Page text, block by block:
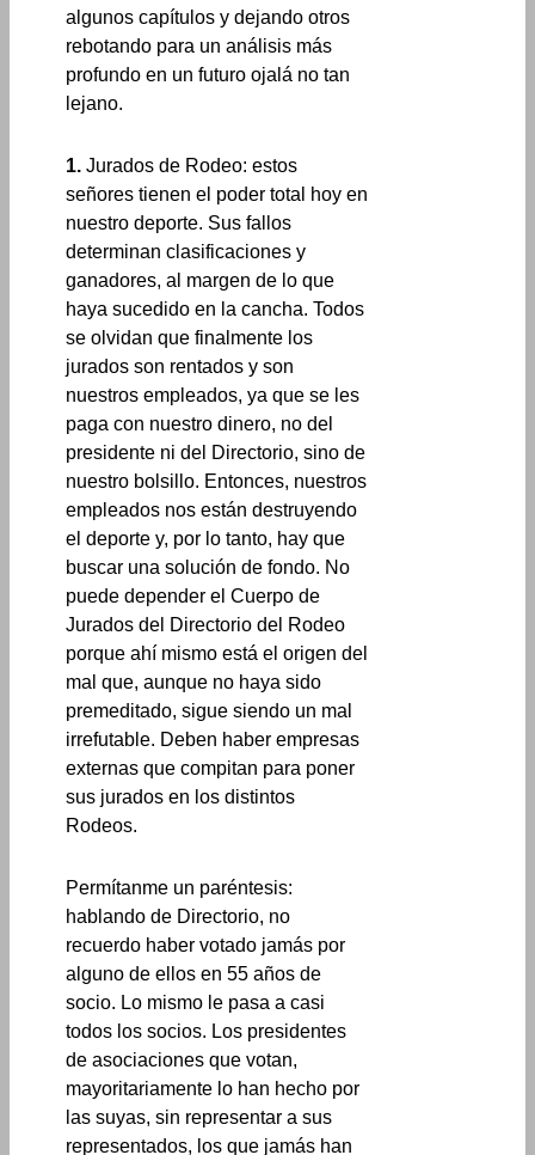
algunos capítulos y dejando otros
rebotando para un análisis más
profundo en un futuro ojalá no tan
lejano.
1. Jurados de Rodeo: estos
señores tienen el poder total hoy en
nuestro deporte. Sus fallos
determinan clasificaciones y
ganadores, al margen de lo que
haya sucedido en la cancha. Todos
se olvidan que finalmente los
jurados son rentados y son
nuestros empleados, ya que se les
paga con nuestro dinero, no del
presidente ni del Directorio, sino de
nuestro bolsillo. Entonces, nuestros
empleados nos están destruyendo
el deporte y, por lo tanto, hay que
buscar una solución de fondo. No
puede depender el Cuerpo de
Jurados del Directorio del Rodeo
porque ahí mismo está el origen del
mal que, aunque no haya sido
premeditado, sigue siendo un mal
irrefutable. Deben haber empresas
externas que compitan para poner
sus jurados en los distintos
Rodeos.
Permítanme un paréntesis:
hablando de Directorio, no
recuerdo haber votado jamás por
alguno de ellos en 55 años de
socio. Lo mismo le pasa a casi
todos los socios. Los presidentes
de asociaciones que votan,
mayoritariamente lo han hecho por
las suyas, sin representar a sus
representados, los que jamás han